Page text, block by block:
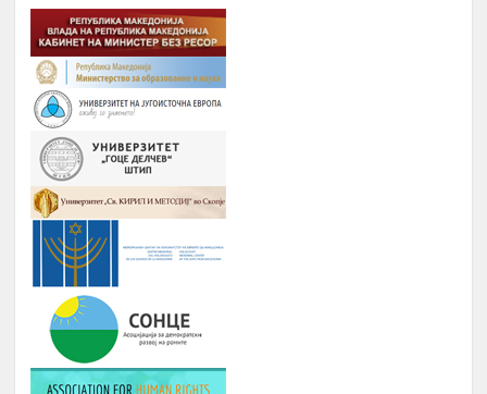
генерацијата, Подршка на СИП
(студентски иницијативи, кампањи),
регистрирање во платформата
ЕРомаверзитас и користење на
мобилна апликација еРомаверзитас.
9.
ЗАБАВА, ПИКНИК, ТЕАТАР,
ИНИЦИЈАТИВИ
10.
РОМА ИНДЕКС
Број на вклучени лица: 5 лица и еден
ментор
11.
ОДБЕЛЕЖУВАЊЕ НА ВАЖНИ
ДАТУМИ ЗА РОМСКИОТ НАРОД
КУРС ЗА КОМПЈУТЕРИ